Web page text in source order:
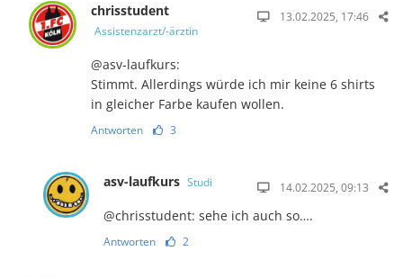
chrisstudent
Assistenzarzt/-ärztin
13.02.2025, 17:46
@asv-laufkurs:
Stimmt. Allerdings würde ich mir keine 6 shirts
in gleicher Farbe kaufen wollen.
Antworten 3
asv-laufkurs Studi 14.02.2025, 09:13
@chrisstudent: sehe ich auch so….
Antworten 2